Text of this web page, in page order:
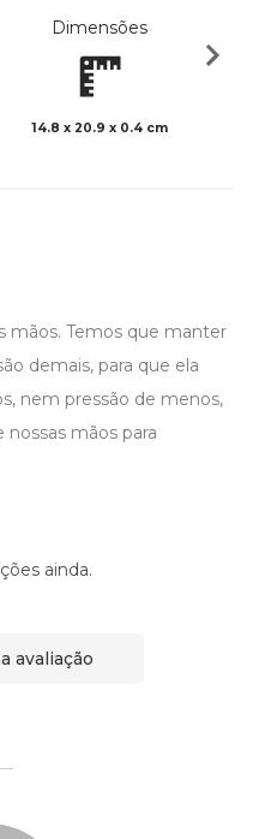
Dimensões
14.8 x 20.9 x 0.4 cm
mãos. Temos que manter
demais, para que ela
nem pressão de menos,
mãos para
ainda.
avaliação